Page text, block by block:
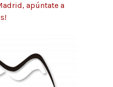
apúntate a